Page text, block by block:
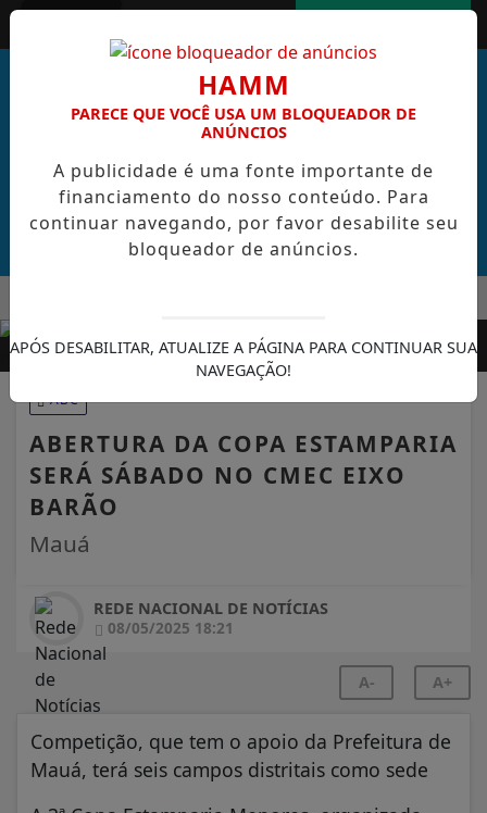
DE CABO VERDE VENCE ELEIÇÃO DO GOL MAIS BONITO DA
ABC
ABERTURA DA COPA ESTAMPARIA
SERÁ SÁBADO NO CMEC EIXO
BARÃO
Mauá
Competição, que tem o apoio da Prefeitura de
A 3ª Copa Estamparia Menores, organizada
HAMM
PARECE QUE VOCÊ USA UM BLOQUEADOR DE
ANÚNCIOS
A publicidade é uma fonte importante de
financiamento do nosso conteúdo. Para
continuar navegando, por favor desabilite seu
bloqueador de anúncios.
APÓS DESABILITAR, ATUALIZE A PÁGINA PARA CONTINUAR SUA
NAVEGAÇÃO!